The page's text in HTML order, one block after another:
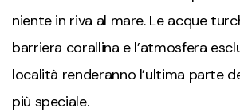
niente in riva al mare. Le acque
barriera corallina e l’atmosfera
località renderanno l’ultima parte
più speciale.